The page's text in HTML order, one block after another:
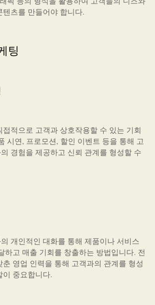
츠를 만들어야 합니다.
팅
적으로 고객과 상호작용할 수 있는 기회
시연, 프로모션, 할인 이벤트 등을 통해 고
경험을 제공하고 신뢰 관계를 형성할 수
개인적인 대화를 통해 제품이나 서비스
하고 매출 기회를 창출하는 방법입니다. 전
영업 인력을 통해 고객과의 관계를 형성
중요합니다.